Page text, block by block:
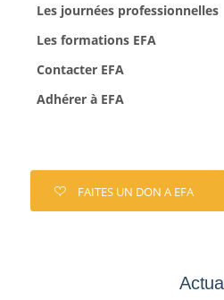
Les journées professionnelles
Les formations EFA
Contacter EFA
Adhérer à EFA
FAITES UN DON A EFA